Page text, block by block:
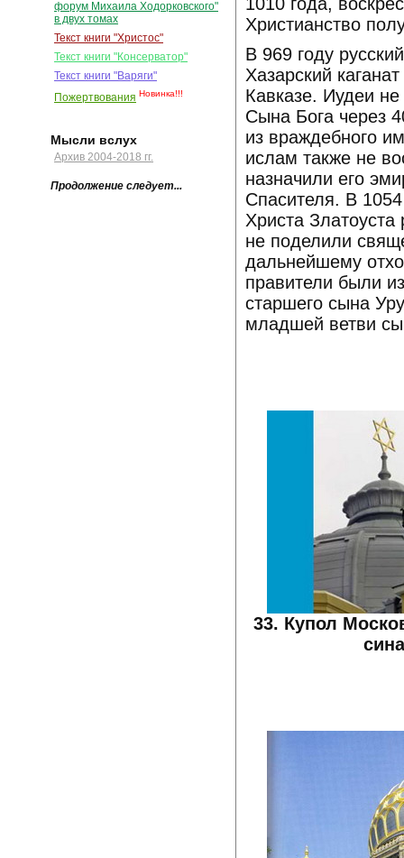
форум Михаила Ходорковского"
в двух томах
Текст книги "Христос"
Текст книги "Консерватор"
Текст книги "Варяги"
Пожертвования Новинка!!!
Мысли вслух
Архив 2004-2018 гг.
Продолжение следует...
Христианство
В 969 году
Хазарский
Кавказе. Иудеи
Сына Бога через
из враждебного
ислам также не
назначили его
Спасителя. В
Христа
не поделили
дальнейшему
правители были
старшего сына
младшей ветви
33. Купол